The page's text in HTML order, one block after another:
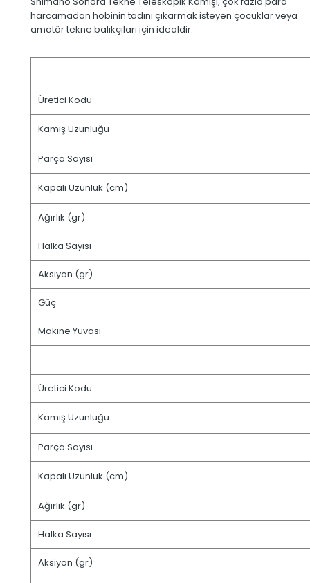
harcamadan hobinin tadını çıkarmak isteyen çocuklar veya
amatör tekne balıkçıları için idealdir.
Üretici Kodu
Kamış Uzunluğu
Parça Sayısı
Kapalı Uzunluk (cm)
Ağırlık (gr)
Halka Sayısı
Aksiyon (gr)
Güç
Makine Yuvası
Üretici Kodu
Kamış Uzunluğu
Parça Sayısı
Kapalı Uzunluk (cm)
Ağırlık (gr)
Halka Sayısı
Aksiyon (gr)